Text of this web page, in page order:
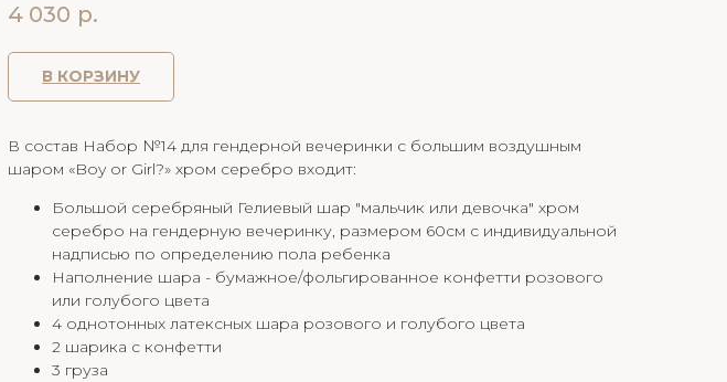
4 030 р.
В КОРЗИНУ
В состав Набор №14 для гендерной вечеринки с большим воздушным
шаром «Boy or Girl?» хром серебро входит:
Большой серебряный Гелиевый шар "мальчик или девочка" хром
серебро на гендерную вечеринку, размером 60см с индивидуальной
надписью по определению пола ребенка
Наполнение шара - бумажное/фольгированное конфетти розового
или голубого цвета
4 однотонных латексных шара розового и голубого цвета
2 шарика с конфетти
3 груза